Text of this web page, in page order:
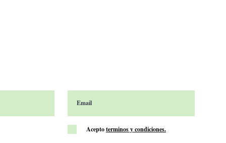
Aceptoterminos y condiciones.